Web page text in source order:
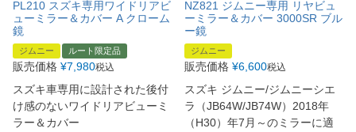
PL210 スズキ専用ワイドリアビ
ューミラー＆カバー A クローム
鏡
ジムニー ルート限定品
販売価格 ¥7,980税込
スズキ車専用に設計された後付
け感のないワイドリアビューミ
ラー＆カバー
NZ821 ジムニー専用 リヤビュ
ーミラー＆カバー 3000SR ブル
ー鏡
ジムニー
販売価格 ¥6,600税込
スズキ ジムニー/ジムニーシエ
ラ（JB64W/JB74W）2018年
（H30）年7月～のミラーに適